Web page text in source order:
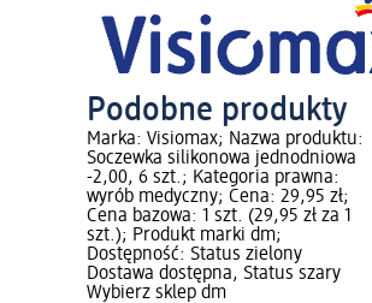
Podobne produkty
Marka: Visiomax; Nazwa produktu:
Soczewka silikonowa jednodniowa
-2,00, 6 szt.; Kategoria prawna:
wyrób medyczny; Cena: 29,95 zł;
Cena bazowa: 1 szt. (29,95 zł za 1
szt.); Produkt marki dm;
Dostępność: Status zielony
Dostawa dostępna, Status szary
Wybierz sklep dm